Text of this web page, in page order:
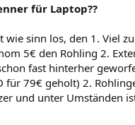
für Laptop??
wie sinn los, den 1. Viel
5€ den Rohling 2.
fast hinterher
für 79€ geholt) 2.
und unter Umständen